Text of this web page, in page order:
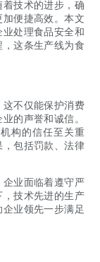
技术的进步，确
便捷高效。本文
处理食品安全和
这条生产线为食
不仅能保护消费
的声誉和诚信。
构的信任至关重
包括罚款、法律
业面临着遵守严
技术先进的生产
业领先一步满足